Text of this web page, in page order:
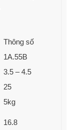
Thông số
1A.55B
3.5 – 4.5
25
5kg
16.8